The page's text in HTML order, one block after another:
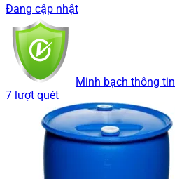
Đang cập nhật
Minh bạch thông tin
7 lượt quét